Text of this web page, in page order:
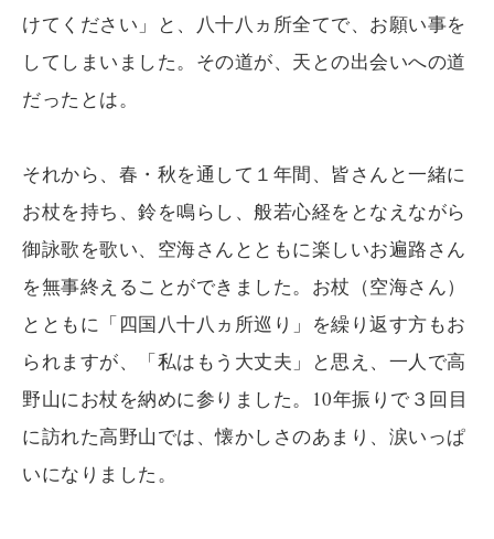
けてください」と、八十八ヵ所全てで、お願い事を
してしまいました。その道が、天との出会いへの道
だったとは。
それから、春・秋を通して１年間、皆さんと一緒に
お杖を持ち、鈴を鳴らし、般若心経をとなえながら
御詠歌を歌い、空海さんとともに楽しいお遍路さん
を無事終えることができました。お杖（空海さん）
とともに「四国八十八ヵ所巡り」を繰り返す方もお
られますが、「私はもう大丈夫」と思え、一人で高
野山にお杖を納めに参りました。10年振りで３回目
に訪れた高野山では、懐かしさのあまり、涙いっぱ
いになりました。